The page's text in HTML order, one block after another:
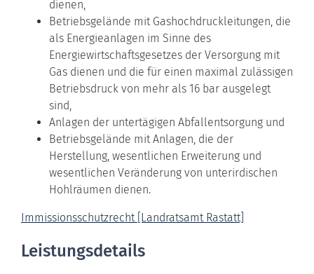
dienen,
Betriebsgelände mit Gashochdruckleitungen, die
als Energieanlagen im Sinne des
Energiewirtschaftsgesetzes der Versorgung mit
Gas dienen und die für einen maximal zulässigen
Betriebsdruck von mehr als 16 bar ausgelegt
sind,
Anlagen der untertägigen Abfallentsorgung und
Betriebsgelände mit Anlagen, die der
Herstellung, wesentlichen Erweiterung und
wesentlichen Veränderung von unterirdischen
Hohlräumen dienen.
Immissionsschutzrecht [Landratsamt Rastatt]
Leistungsdetails